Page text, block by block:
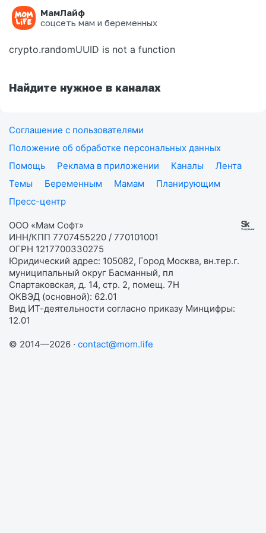
МамЛайф
соцсеть мам и беременных
Ошибка на странице
crypto.randomUUID is not a function
Найдите нужное в каналах
Соглашение с пользователями
Положение об обработке персональных данных
Помощь
Реклама в приложении Каналы
Лента
Темы
Беременным Мамам
Планирующим
Пресс-центр
ООО «Мам Софт»
ИНН/КПП 7707455220 / 770101001
ОГРН 1217700330275
Юридический адрес: 105082, Город Москва, вн.тер.г.
муниципальный округ Басманный, пл
Спартаковская, д. 14, стр. 2, помещ. 7Н
ОКВЭД (основной): 62.01
Вид ИТ-деятельности согласно приказу Минцифры:
12.01
© 2014—2026 · contact@mom.life